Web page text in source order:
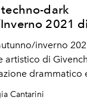
dark
2021
inverno
artistico di
drammatico
Cantarini